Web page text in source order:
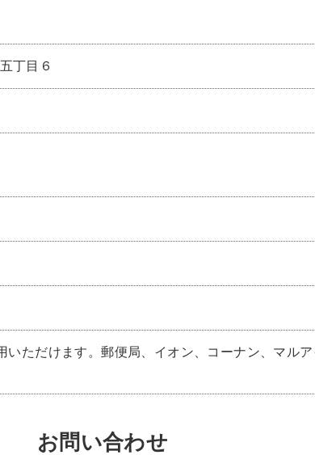
丁目６
いただけます。郵便局、イオン、コーナン、マル
お問い合わせ